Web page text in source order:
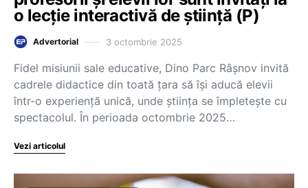
o lecție interactivă de știință (P)
Advertorial 3 octombrie 2025
Fidel misiunii sale educative, Dino Parc Râșnov invită
cadrele didactice din toată țara să își aducă elevii
într-o experiență unică, unde știința se împletește cu
spectacolul. În perioada octombrie 2025…
Vezi articolul